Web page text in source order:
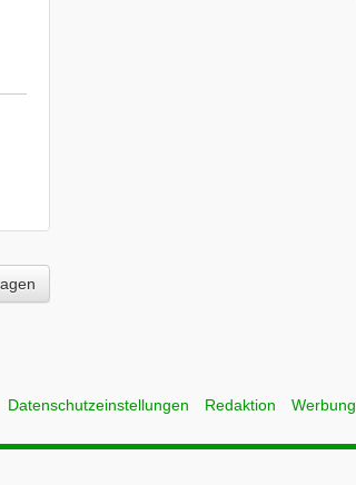
Datenschutzeinstellungen Redaktion Werbung